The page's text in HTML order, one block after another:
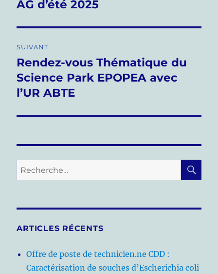
Publication
AG d’été 2025
SUIVANT
Publication
suivante :
Rendez-vous Thématique du
Science Park EPOPEA avec
l’UR ABTE
Recherche
pour :
ARTICLES RÉCENTS
Offre de poste de technicien.ne CDD :
Caractérisation de souches d’Escherichia coli